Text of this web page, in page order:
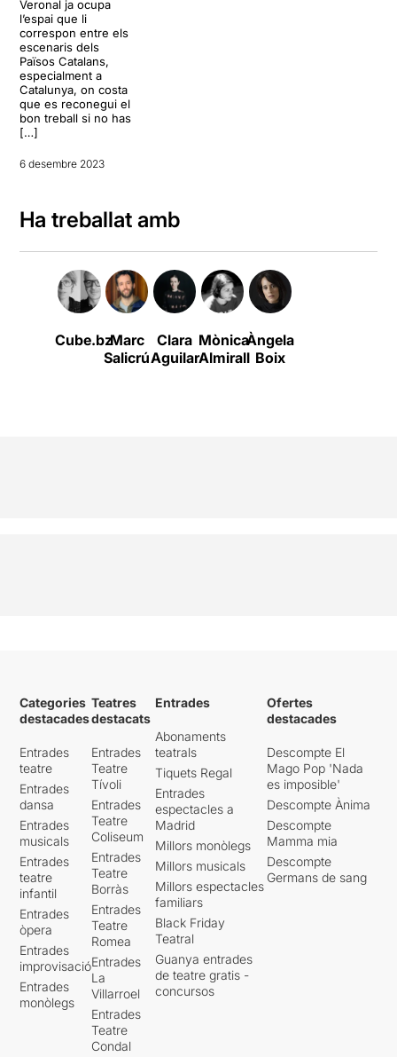
Veronal ja ocupa
l’espai que li
correspon entre els
escenaris dels
Països Catalans,
especialment a
Catalunya, on costa
que es reconegui el
bon treball si no has
[…]
6 desembre 2023
Ha treballat amb
Cube.bzMarc
Salicrú
Clara
Aguilar
Mònica
Almirall
Àngela
Boix
Categories
destacades
Entrades
teatre
Entrades
dansa
Entrades
musicals
Entrades
teatre
infantil
Entrades
òpera
Entrades
improvisació
Entrades
monòlegs
Teatres
destacats
Entrades
Teatre
Tívoli
Entrades
Teatre
Coliseum
Entrades
Teatre
Borràs
Entrades
Teatre
Romea
Entrades
La
Villarroel
Entrades
Teatre
Condal
Entrades
Abonaments
teatrals
Tiquets Regal
Entrades
espectacles a
Madrid
Millors monòlegs
Millors musicals
Millors espectacles
familiars
Black Friday
Teatral
Guanya entrades
de teatre gratis -
concursos
Ofertes
destacades
Descompte El
Mago Pop 'Nada
es imposible'
Descompte Ànima
Descompte
Mamma mia
Descompte
Germans de sang